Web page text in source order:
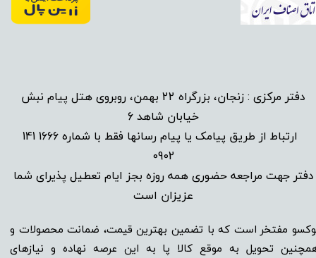
دفتر مرکزی : زنجان، بزرگراه 22 بهمن، روبروی هتل پیام نبش
خیابان شاهد 6
ارتباط از طریق پیامک یا پیام رسانها فقط با شماره
1666 141
0902
دفتر جهت مراجعه حضوری همه روزه بجز ایام تعطیل پذیرای شما
عزیزان است​​​​​​​
مفتخر است که با تضمین بهترین قیمت، ضمانت محصولات و
تحویل به موقع کالا پا به این عرصه نهاده و نیاز‌‌‌‌‌‌‌‌های